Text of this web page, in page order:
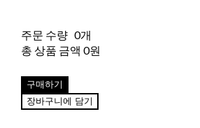
주문 수량 0개
총 상품 금액 0원
구매하기
장바구니에 담기